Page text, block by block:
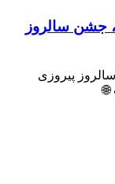
بهمن ماه، جشن سالروز
جشن سالروز پیروزی